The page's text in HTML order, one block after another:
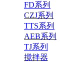
FD系列
CZJ系列
TTS系列
AEB系列
TJ系列
搅拌器